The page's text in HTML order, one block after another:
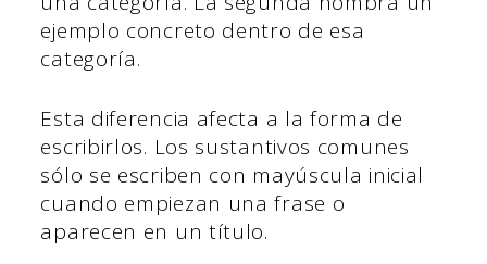
ejemplo concreto dentro de esa
categoría.
Esta diferencia afecta a la forma de
escribirlos. Los sustantivos comunes
sólo se escriben con mayúscula inicial
cuando empiezan una frase o
aparecen en un título.